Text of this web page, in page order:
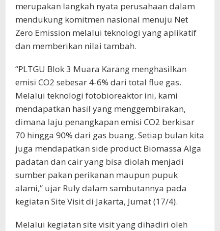
merupakan langkah nyata perusahaan dalam
mendukung komitmen nasional menuju Net
Zero Emission melalui teknologi yang aplikatif
dan memberikan nilai tambah.
“PLTGU Blok 3 Muara Karang menghasilkan
emisi CO2 sebesar 4-6% dari total flue gas.
Melalui teknologi fotobioreaktor ini, kami
mendapatkan hasil yang menggembirakan,
dimana laju penangkapan emisi CO2 berkisar
70 hingga 90% dari gas buang. Setiap bulan kita
juga mendapatkan side product Biomassa Alga
padatan dan cair yang bisa diolah menjadi
sumber pakan perikanan maupun pupuk
alami,” ujar Ruly dalam sambutannya pada
kegiatan Site Visit di Jakarta, Jumat (17/4).
Melalui kegiatan site visit yang dihadiri oleh